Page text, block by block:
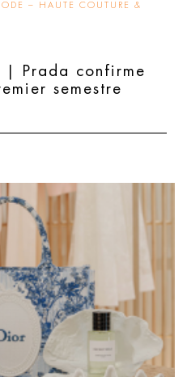
– HAUTE COUTURE &
| Prada confirme
semestre